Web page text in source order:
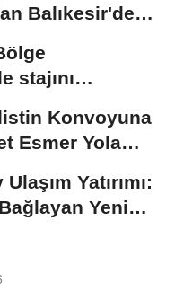
Balıkesir'deki
stajını
Konvoyuna
Esmer Yola
Yatırımı:
Yeni